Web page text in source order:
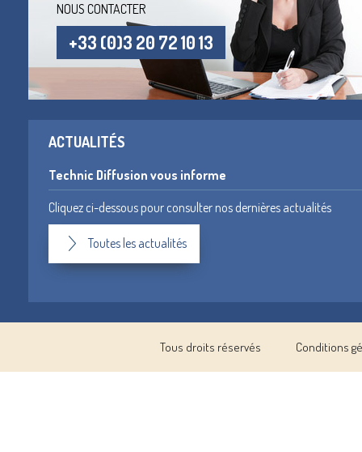
NOUS CONTACTER
+33 (0)3 20 72 10 13
ACTUALITÉS
Technic Diffusion vous informe
Cliquez ci-dessous pour consulter nos dernières actualités
Toutes les actualités
Tous droits réservés Conditions